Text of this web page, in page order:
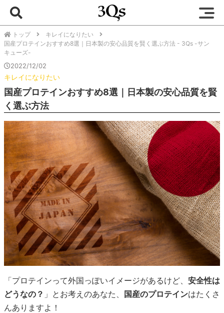
トップ
キレイになりたい
国産プロテインおすすめ8選｜日本製の安心品質を賢く選ぶ方法 - 3Qs -サン
キューズ-
2022/12/02
キレイになりたい
国産プロテインおすすめ8選｜日本製の安心品質を賢
く選ぶ方法
「プロテインって外国っぽいイメージがあるけど、 安全性は
どうなの？ 」とお考えのあなた、 国産のプロテインはたくさ
んありますよ！